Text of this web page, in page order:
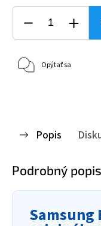
Opýtať sa
Popis
Podrobný popis
Samsung